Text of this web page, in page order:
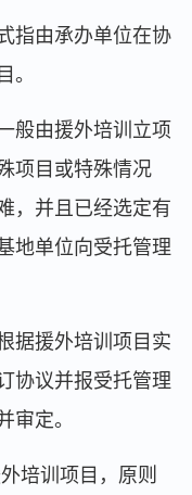
指由承办单位在协
。
般由援外培训立项
项目或特殊情况
，并且已经选定有
地单位向受托管理
据援外培训项目实
协议并报受托管理
审定。
培训项目，原则